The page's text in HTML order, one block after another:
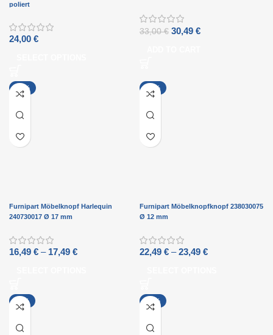
poliert
24,00 €
33,00€ 30,49 €
-21%
Furnipart Möbelknopf Harlequin
240730017 Ø 17 mm
16,49 € – 17,49 €
-20%
Furnipart Möbelknopfknopf 238030075
Ø 12 mm
22,49 € –23,49 €
-11% -20%